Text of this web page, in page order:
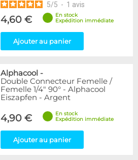
5/5 - 1 avis
4,60 €
En stock
Expédition immédiate
Ajouter au panier
Alphacool -
Double Connecteur Femelle /
Femelle 1/4" 90° - Alphacool
Eiszapfen - Argent
4,90 €
En stock
Expédition immédiate
Ajouter au panier